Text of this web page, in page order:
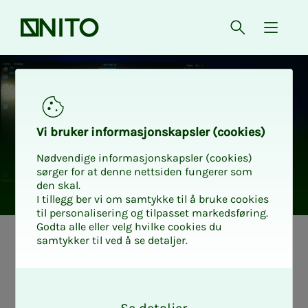
Forsiden Åpne søk
{
Ny­hets­­­brev se­p­
Vi bru­­­ker in­­­for­­­ma­­­sjons­­­kaps­­­­­ler (cookies)
Nødvendige informasjonskapsler (cookies)
sørger for at denne nettsiden fungerer som
den skal.
I tillegg ber vi om samtykke til å bruke cookies
til personalisering og tilpasset markedsføring.
Godta alle eller velg hvilke cookies du
samtykker til ved å se detaljer.